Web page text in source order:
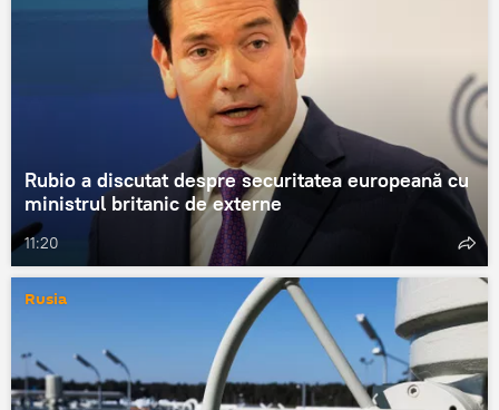
Rubio a discutat despre securitatea europeană cu
ministrul britanic de externe
11:20
Rusia